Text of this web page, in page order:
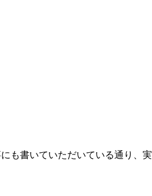
も書いていただいている通り、実